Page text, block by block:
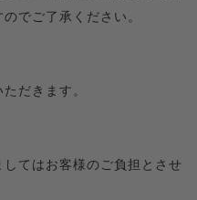
でご了承ください。
だきます。
てはお客様のご負担とさせ